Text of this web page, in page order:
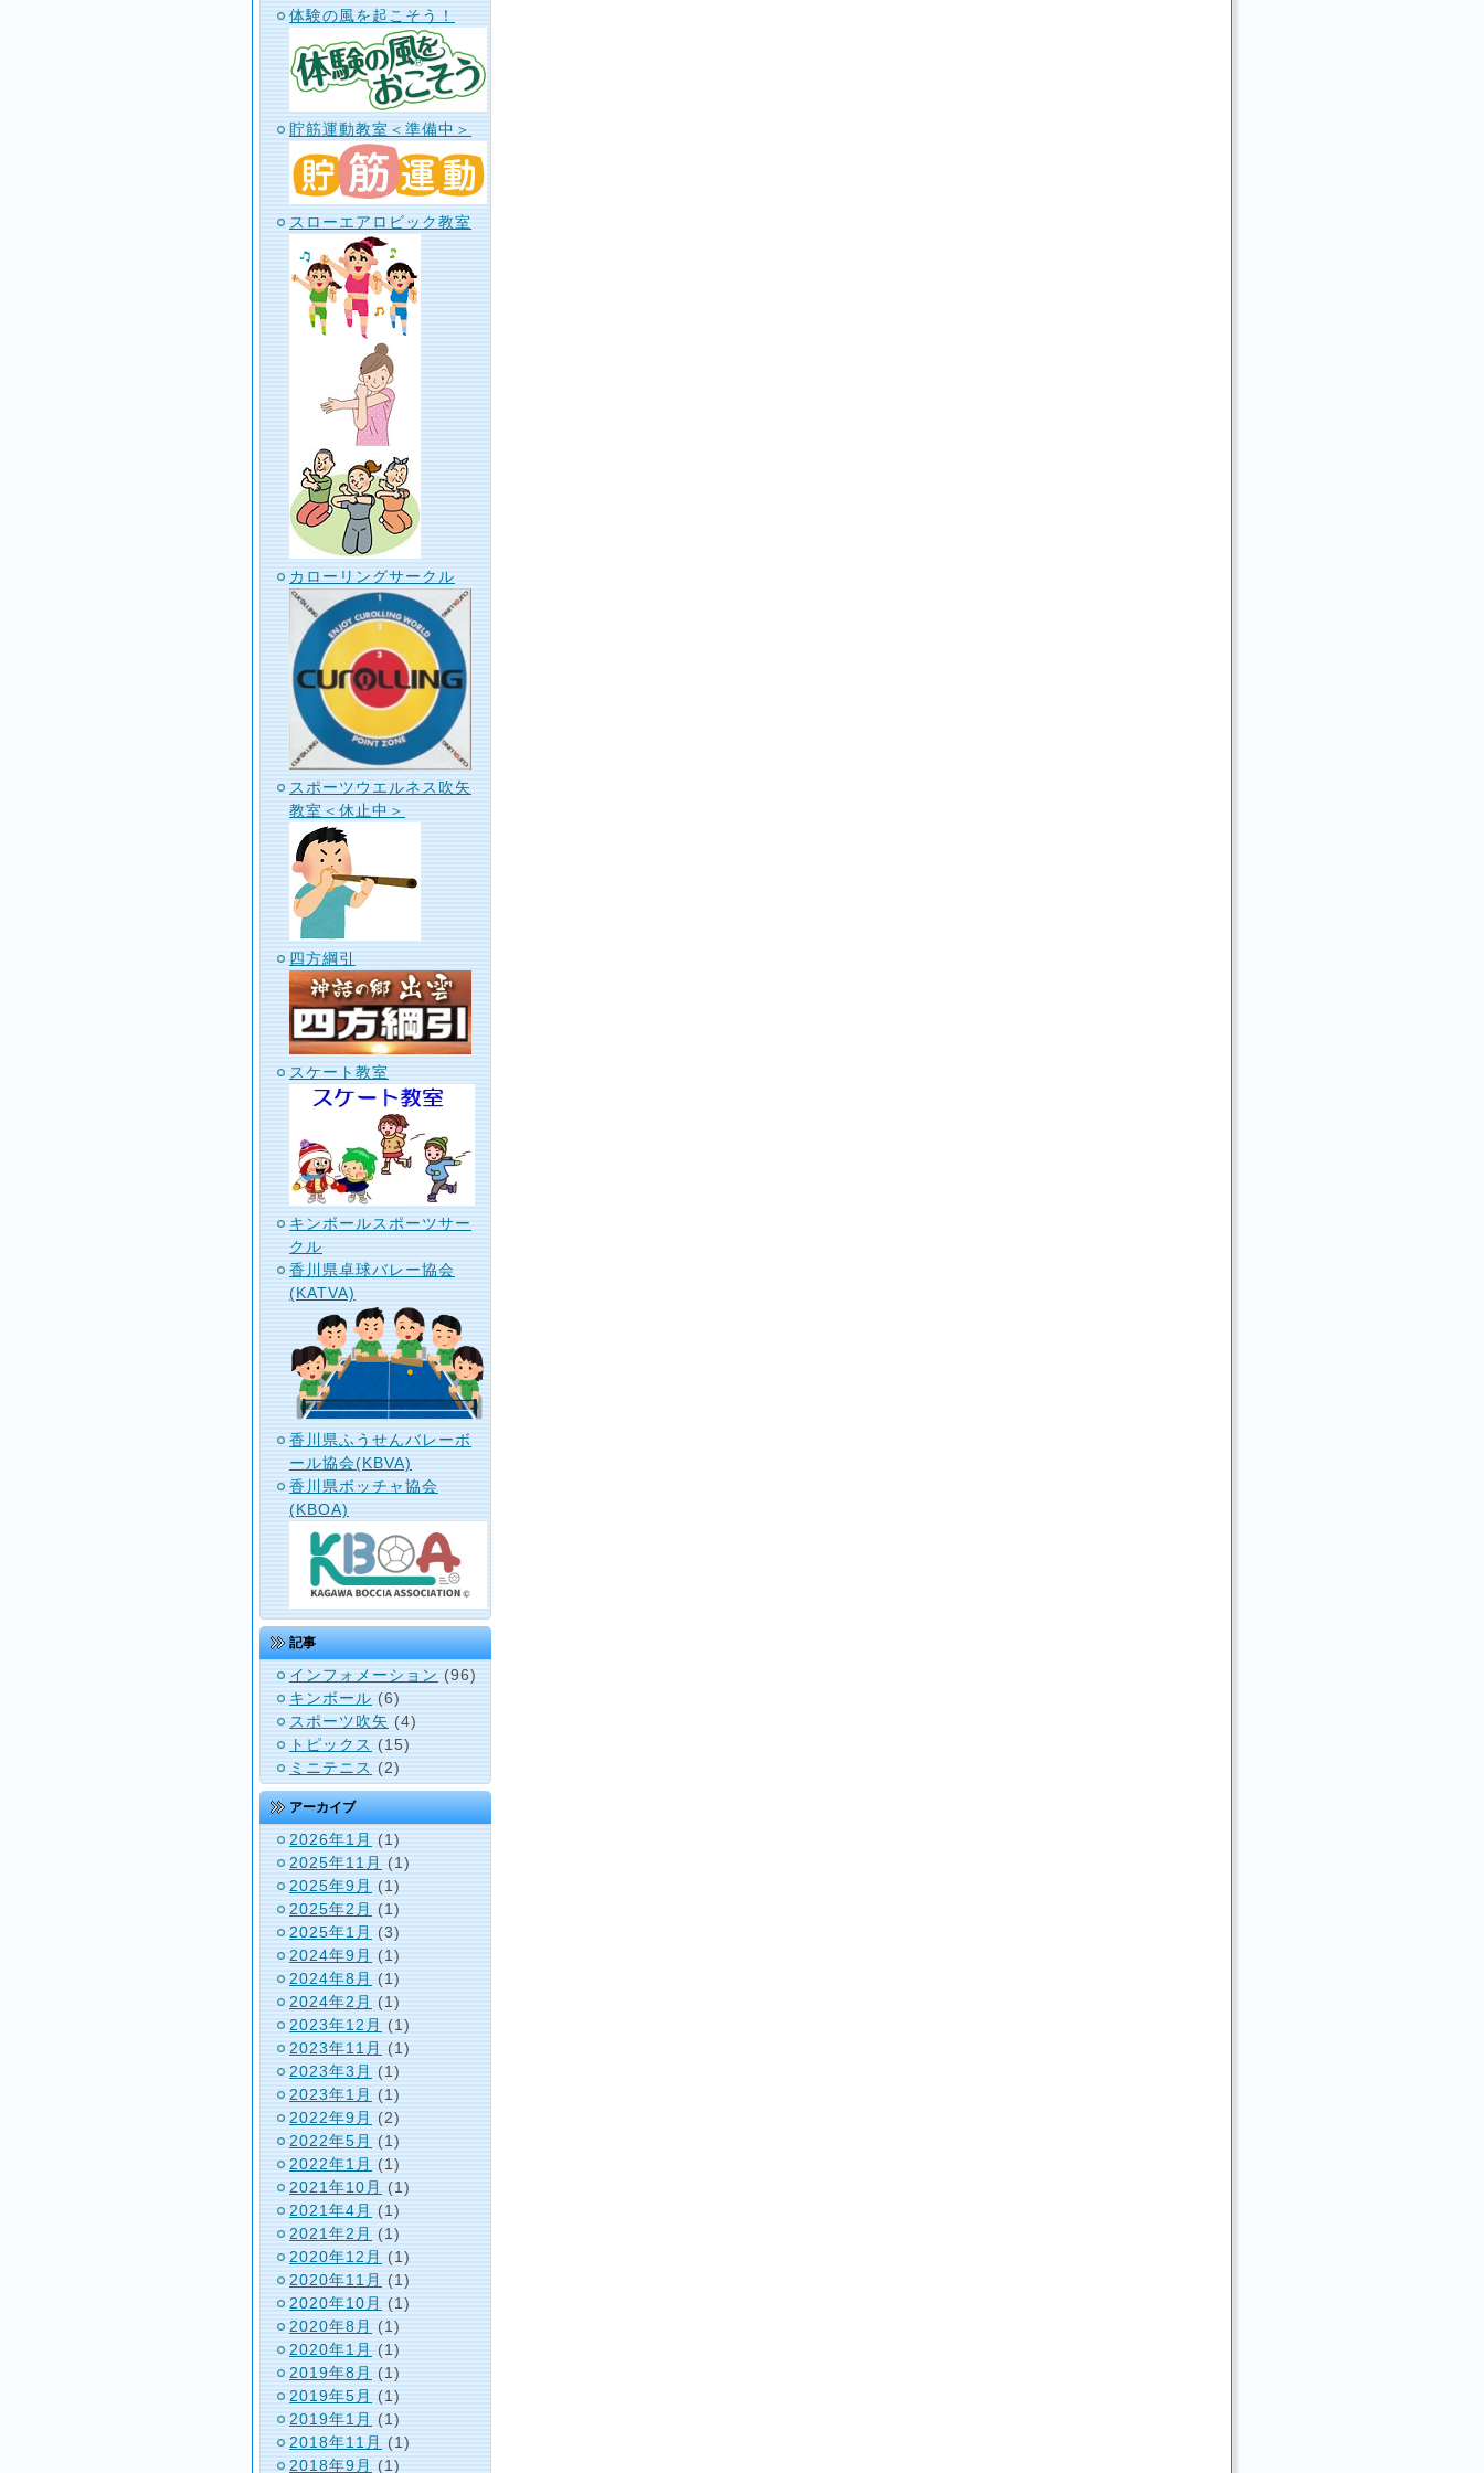
体験の風を起こそう！
貯筋運動教室＜準備中＞
スローエアロビック教室
カローリングサークル
スポーツウエルネス吹矢
教室＜休止中＞
四方綱引
スケート教室
キンボールスポーツサー
クル
香川県卓球バレー協会
(KATVA)
香川県ふうせんバレーボ
ール協会(KBVA)
香川県ボッチャ協会
(KBOA)
記事
インフォメーション (96)
キンボール (6)
スポーツ吹矢 (4)
トピックス (15)
ミニテニス (2)
アーカイブ
2026年1月
(1)
2025年11月 (1)
2025年9月 (1)
2025年2月
(1)
2025年1月
(3)
2024年9月 (1)
2024年8月 (1)
2024年2月
(1)
2023年12月
(1)
2023年11月 (1)
2023年3月 (1)
2023年1月
(1)
2022年9月
(2)
2022年5月 (1)
2022年1月 (1)
2021年10月
(1)
2021年4月
(1)
2021年2月 (1)
2020年12月 (1)
2020年11月
(1)
2020年10月
(1)
2020年8月 (1)
2020年1月 (1)
2019年8月
(1)
2019年5月
(1)
2019年1月 (1)
2018年11月 (1)
2018年9月
(1)